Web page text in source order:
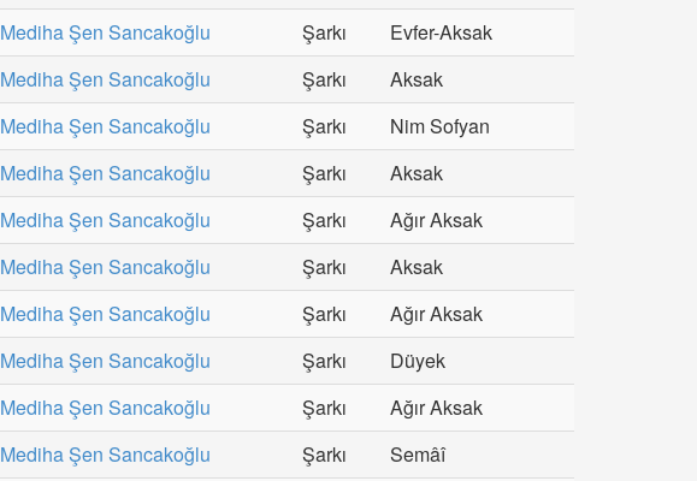
Mediha Şen Sancakoğlu Şarkı
Evfer-Aksak
Mediha Şen Sancakoğlu Şarkı
Aksak
Mediha Şen Sancakoğlu Şarkı
Nim Sofyan
Mediha Şen Sancakoğlu Şarkı
Aksak
Mediha Şen Sancakoğlu Şarkı
Ağır Aksak
Mediha Şen Sancakoğlu Şarkı
Aksak
Mediha Şen Sancakoğlu Şarkı
Ağır Aksak
Mediha Şen Sancakoğlu Şarkı
Düyek
Mediha Şen Sancakoğlu Şarkı
Ağır Aksak
Mediha Şen Sancakoğlu Şarkı
Semâî